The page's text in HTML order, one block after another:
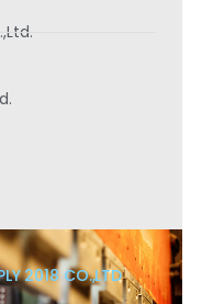
2018 CO.,LTD